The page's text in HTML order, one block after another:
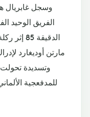
وسجل غابريال
الفريق الوحيد
الدقيقة
مارتن أوديغارد
وتسديدة